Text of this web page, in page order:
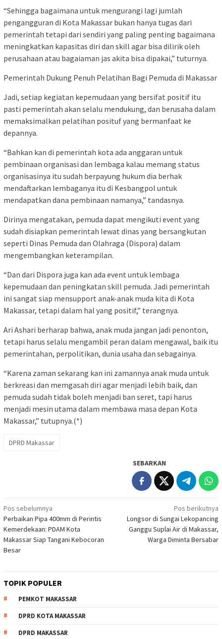
“Sehingga bagaimana untuk mengurangi lagi jumlah
pengangguran di Kota Makassar bukan hanya tugas dari
pemerintah tetapi dari sendiri yang paling penting bagaimana
meningkatkan kapasitas diri dan skill agar bisa dilirik oleh
perusahaan atau bagaiaman jas akita bisa dipakai,” tuturnya.
Pemerintah Dukung Penuh Pelatihan Bagi Pemuda di Makassar
Jadi, setiap kegiatan kepemudaan yang bersifat positif itu
pasti pemerintah akan selalu mendukung, dan berusaha dalam
memaksimalkan pelatihan posituf yang bermanfaat ke
depannya.
“Bahkan kan di pemerintah kota ada anggaran untuk
pembinaan organisasi dan lembaga kalau memang status
organisasinya itu sudah berpayung hukum dia berhak
mendaftarkan lembaganya itu di Kesbangpol untuk
mendapatkan dana pembinaan namanya,” tandasnya.
Dirinya mengatakan, pemuda dapat mengikuti event yang
sudah disiapkan pemerintah lewat dinas yang bersangkutan
seperti Dinas Pemuda dan Olahraga (Dispora) dalam
mengembangkan keterampilan.
“Dan dari Dispora juga kan ada event untuk lembaga
kepemudaan dan peningkatan skill pemuda. Jadi pemerintah
ini sangat siap mensupport anak-anak muda kita di Kota
Makassar, tetapi dalam hal yang positif,” terangnya.
Ari Ashari berharap bahwa, anak muda jangan jadi penonton,
tetapi harus selalu mengambil peran dalam mengawal, baik itu
pemerintahan, perpolitikan, dunia usaha dan sebagainya.
“Karena zaman sekarang kan ini zamannya anak muda untuk
berkreasi dan memgasah diri agar menjadi lebih baik, dan
pemuda sudah tidak boleh menjadi ban seret, tapi harus
menjadi mesin utama dalam membawa masa depan Kota
Makassar,” tutupnya.(*)
DPRD Makassar
SEBARKAN
Navigasi
pos
Pos sebelumnya
Perbaikan Pipa 400mm di Perintis
Kemerdekaan: PDAM Kota
Makassar Siap Tangani Kebocoran
Besar
Pos berikutnya
Longsor di Sungai Lekopancing
Ganggu Suplai Air di Makassar,
Warga Diminta Bersabar
TOPIK POPULER
PEMKOT MAKASSAR
DPRD KOTA MAKASSAR
DPRD MAKASSAR